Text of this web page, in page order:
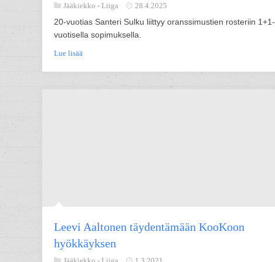
Jääkiekko - Liiga 28.4.2025
20-vuotias Santeri Sulku liittyy oranssimustien rosteriin 1+1-
vuotisella sopimuksella.
Lue lisää
Leevi Aaltonen täydentämään KooKoon
hyökkäyksen